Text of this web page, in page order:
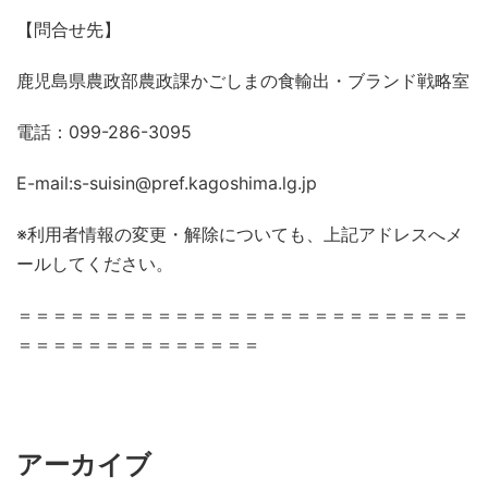
【問合せ先】
鹿児島県農政部農政課かごしまの食輸出・ブランド戦略室
電話：099-286-3095
E-mail:s-suisin@pref.kagoshima.lg.jp
※利用者情報の変更・解除についても、上記アドレスへメ
ールしてください。
＝＝＝＝＝＝＝＝＝＝＝＝＝＝＝＝＝＝＝＝＝＝＝＝＝＝
＝＝＝＝＝＝＝＝＝＝＝＝＝＝
アーカイブ